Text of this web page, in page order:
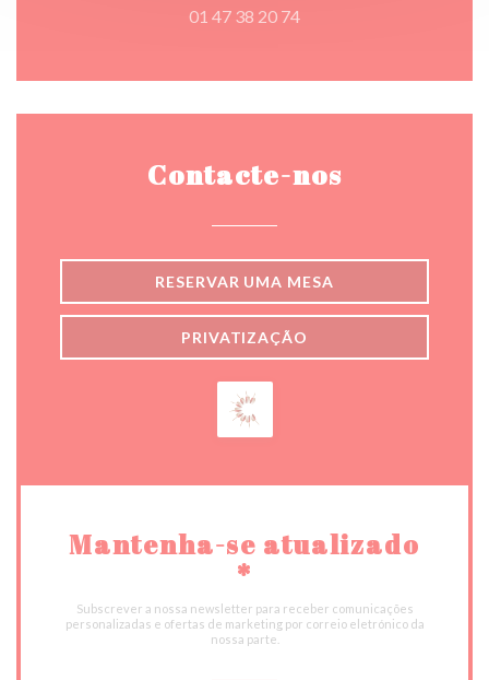
01 47 38 20 74
Contacte-nos
RESERVAR UMA MESA
PRIVATIZAÇÃO
Mantenha-se atualizado
*
Subscrever a nossa newsletter para receber comunicações
personalizadas e ofertas de marketing por correio eletrónico da
nossa parte.